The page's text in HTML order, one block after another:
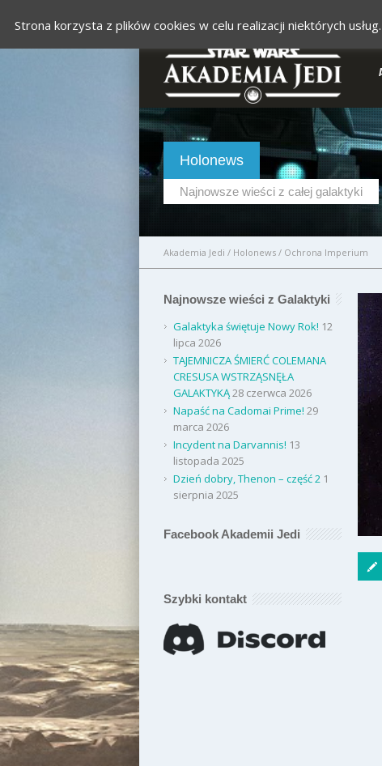
Holonews
Najnowsze wieści z całej galaktyki
Akademia Jedi / Holonews / Ochrona Imperium
Najnowsze wieści z Galaktyki
Galaktyka świętuje Nowy Rok! 12
lipca 2026
TAJEMNICZA ŚMIERĆ COLEMANA
CRESUSA WSTRZĄSNĘŁA
GALAKTYKĄ28 czerwca 2026
Napaść na Cadomai Prime! 29
marca 2026
Incydent na Darvannis! 13
listopada 2025
Dzień dobry, Thenon – część 2 1
sierpnia 2025
Facebook Akademii Jedi
Szybki kontakt
Strona korzysta z plików cookies w celu realizacji niektórych